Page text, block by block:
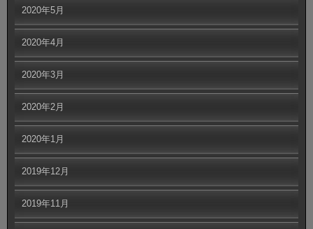
2020年5月
2020年4月
2020年3月
2020年2月
2020年1月
2019年12月
2019年11月